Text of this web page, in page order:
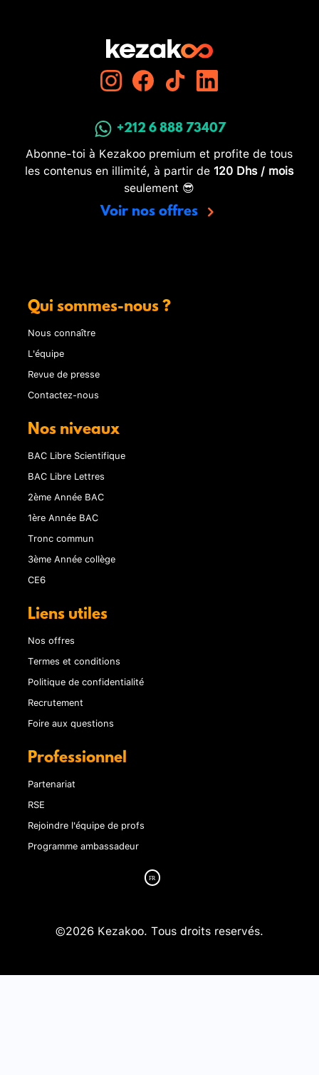
+212 6 888 73407
Abonne-toi à Kezakoo premium et profite de tous
les contenus en illimité, à partir de 120 Dhs / mois
seulement 😎
Voir nos offres
Qui sommes-nous ?
Nous connaître
L'équipe
Revue de presse
Contactez-nous
Nos niveaux
BAC Libre Scientifique
BAC Libre Lettres
2ème Année BAC
1ère Année BAC
Tronc commun
3ème Année collège
CE6
Liens utiles
Nos offres
Termes et conditions
Politique de confidentialité
Recrutement
Foire aux questions
Professionnel
Partenariat
RSE
Rejoindre l'équipe de profs
Programme ambassadeur
©2026 Kezakoo. Tous droits reservés.